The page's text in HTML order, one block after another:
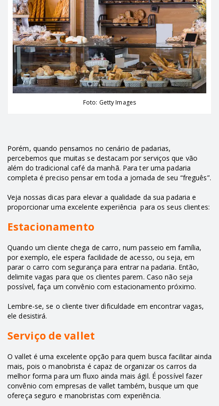
Foto: Getty Images
Porém, quando pensamos no cenário de padarias,
percebemos que muitas se destacam por serviços que vão
além do tradicional café da manhã. Para ter uma padaria
completa é preciso pensar em toda a jornada de seu “freguês”.
Veja nossas dicas para elevar a qualidade da sua padaria e
proporcionar uma excelente experiência para os seus clientes:
Estacionamento
Quando um cliente chega de carro, num passeio em família,
por exemplo, ele espera facilidade de acesso, ou seja, em
parar o carro com segurança para entrar na padaria. Então,
delimite vagas para que os clientes parem. Caso não seja
possível, faça um convênio com estacionamento próximo.
Lembre-se, se o cliente tiver dificuldade em encontrar vagas,
ele desistirá.
Serviço de vallet
O vallet é uma excelente opção para quem busca facilitar ainda
mais, pois o manobrista é capaz de organizar os carros da
melhor forma para um fluxo ainda mais ágil. É possível fazer
convênio com empresas de vallet também, busque um que
ofereça seguro e manobristas com experiência.